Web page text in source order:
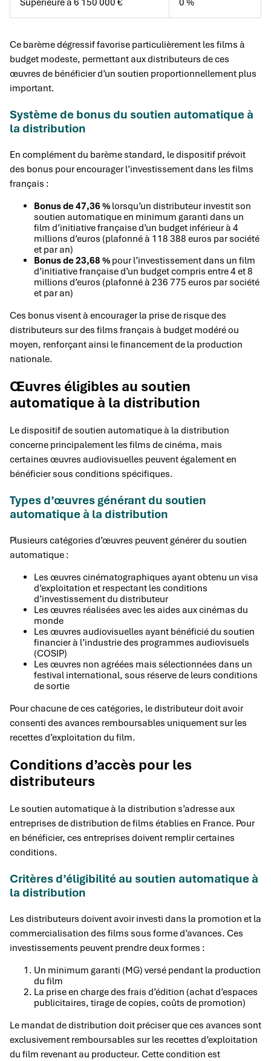
Supérieure à 6 150 000 € 0 %
Ce barème dégressif favorise particulièrement les films à
budget modeste, permettant aux distributeurs de ces
œuvres de bénéficier d’un soutien proportionnellement plus
important.
Système de bonus du soutien automatique à
la distribution
En complément du barème standard, le dispositif prévoit
des bonus pour encourager l’investissement dans les films
français :
Bonus de 47,36 % lorsqu’un distributeur investit son
soutien automatique en minimum garanti dans un
film d’initiative française d’un budget inférieur à 4
millions d’euros (plafonné à 118 388 euros par société
et par an)
Bonus de 23,68 % pour l’investissement dans un film
d’initiative française d’un budget compris entre 4 et 8
millions d’euros (plafonné à 236 775 euros par société
et par an)
Ces bonus visent à encourager la prise de risque des
distributeurs sur des films français à budget modéré ou
moyen, renforçant ainsi le financement de la production
nationale.
Œuvres éligibles au soutien
automatique à la distribution
Le dispositif de soutien automatique à la distribution
concerne principalement les films de cinéma, mais
certaines œuvres audiovisuelles peuvent également en
bénéficier sous conditions spécifiques.
Types d’œuvres générant du soutien
automatique à la distribution
Plusieurs catégories d’œuvres peuvent générer du soutien
automatique :
Les œuvres cinématographiques ayant obtenu un visa
d’exploitation et respectant les conditions
d’investissement du distributeur
Les œuvres réalisées avec les aides aux cinémas du
monde
Les œuvres audiovisuelles ayant bénéficié du soutien
financier à l’industrie des programmes audiovisuels
(COSIP)
Les œuvres non agréées mais sélectionnées dans un
festival international, sous réserve de leurs conditions
de sortie
Pour chacune de ces catégories, le distributeur doit avoir
consenti des avances remboursables uniquement sur les
recettes d’exploitation du film.
Conditions d’accès pour les
distributeurs
Le soutien automatique à la distribution s’adresse aux
entreprises de distribution de films établies en France. Pour
en bénéficier, ces entreprises doivent remplir certaines
conditions.
Critères d’éligibilité au soutien automatique à
la distribution
Les distributeurs doivent avoir investi dans la promotion et la
commercialisation des films sous forme d’avances. Ces
investissements peuvent prendre deux formes :
Un minimum garanti (MG) versé pendant la production
du film
La prise en charge des frais d’édition (achat d’espaces
publicitaires, tirage de copies, coûts de promotion)
Le mandat de distribution doit préciser que ces avances sont
exclusivement remboursables sur les recettes d’exploitation
du film revenant au producteur. Cette condition est